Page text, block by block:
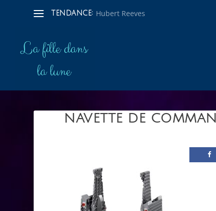
TENDANCE: Hubert Reeves
NAVETTE DE